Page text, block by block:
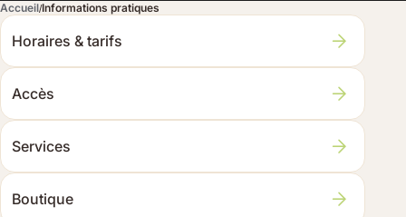
Accueil Informations pratiques
Pages
enfant
de
la
page
informations
pratiques
Horaires & tarifs
Accès
Services
Boutique